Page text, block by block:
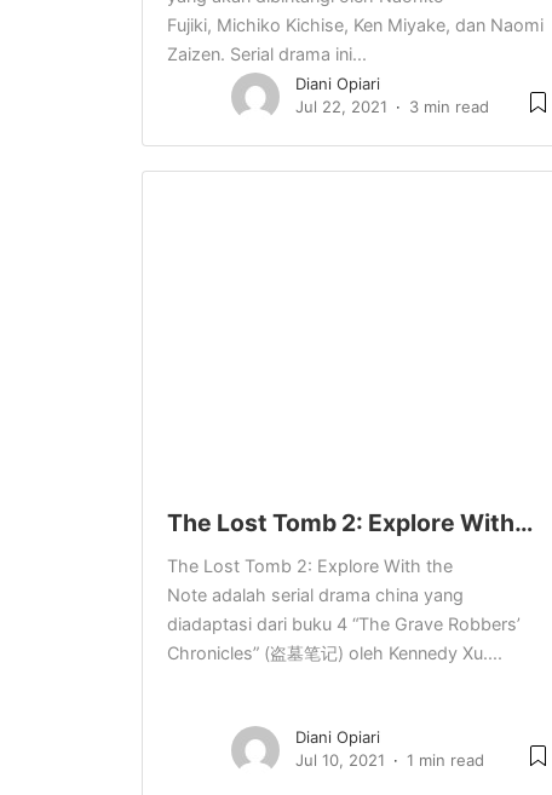
Fujiki, Michiko Kichise, Ken Miyake, dan Naomi
Zaizen. Serial drama ini...
Diani Opiari
Jul 22, 2021
3 min read
The Lost Tomb 2: Explore With…
The Lost Tomb 2: Explore With the
Note adalah serial drama china yang
diadaptasi dari buku 4 “The Grave Robbers’
Chronicles” (盗墓笔记) oleh Kennedy Xu....
Diani Opiari
Jul 10, 2021
1 min read